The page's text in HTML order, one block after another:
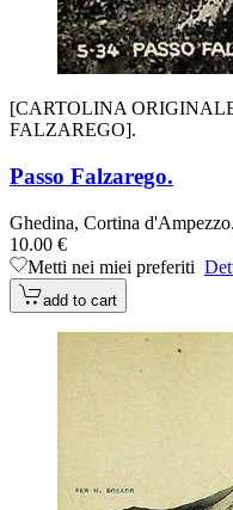
[CARTOLINA
FALZAREGO].
Passo Falzarego.
Ghedina, Cortina
10.00 €
Metti nei miei preferiti
add to cart